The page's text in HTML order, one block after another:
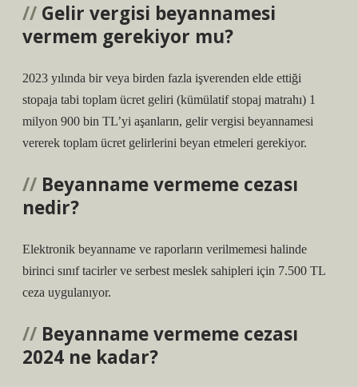
Gelir vergisi beyannamesi
vermem gerekiyor mu?
2023 yılında bir veya birden fazla işverenden elde ettiği
stopaja tabi toplam ücret geliri (kümülatif stopaj matrahı) 1
milyon 900 bin TL’yi aşanların, gelir vergisi beyannamesi
vererek toplam ücret gelirlerini beyan etmeleri gerekiyor.
Beyanname vermeme cezası
nedir?
Elektronik beyanname ve raporların verilmemesi halinde
birinci sınıf tacirler ve serbest meslek sahipleri için 7.500 TL
ceza uygulanıyor.
Beyanname vermeme cezası
2024 ne kadar?